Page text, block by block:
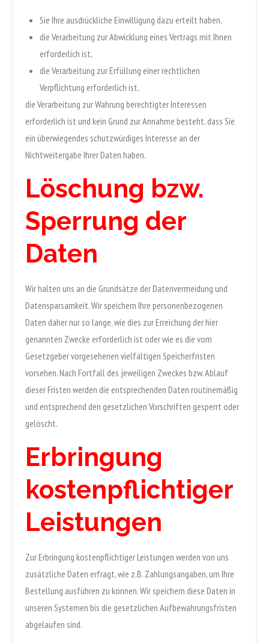
Sie Ihre ausdrückliche Einwilligung dazu erteilt haben,
die Verarbeitung zur Abwicklung eines Vertrags mit Ihnen
erforderlich ist,
die Verarbeitung zur Erfüllung einer rechtlichen
Verpflichtung erforderlich ist,
die Verarbeitung zur Wahrung berechtigter Interessen
erforderlich ist und kein Grund zur Annahme besteht, dass Sie
ein überwiegendes schutzwürdiges Interesse an der
Nichtweitergabe Ihrer Daten haben.
Löschung bzw.
Sperrung der
Daten
Wir halten uns an die Grundsätze der Datenvermeidung und
Datensparsamkeit. Wir speichern Ihre personenbezogenen
Daten daher nur so lange, wie dies zur Erreichung der hier
genannten Zwecke erforderlich ist oder wie es die vom
Gesetzgeber vorgesehenen vielfältigen Speicherfristen
vorsehen. Nach Fortfall des jeweiligen Zweckes bzw. Ablauf
dieser Fristen werden die entsprechenden Daten routinemäßig
und entsprechend den gesetzlichen Vorschriften gesperrt oder
gelöscht.
Erbringung
kostenpflichtiger
Leistungen
Zur Erbringung kostenpflichtiger Leistungen werden von uns
zusätzliche Daten erfragt, wie z.B. Zahlungsangaben, um Ihre
Bestellung ausführen zu können. Wir speichern diese Daten in
unseren Systemen bis die gesetzlichen Aufbewahrungsfristen
abgelaufen sind.